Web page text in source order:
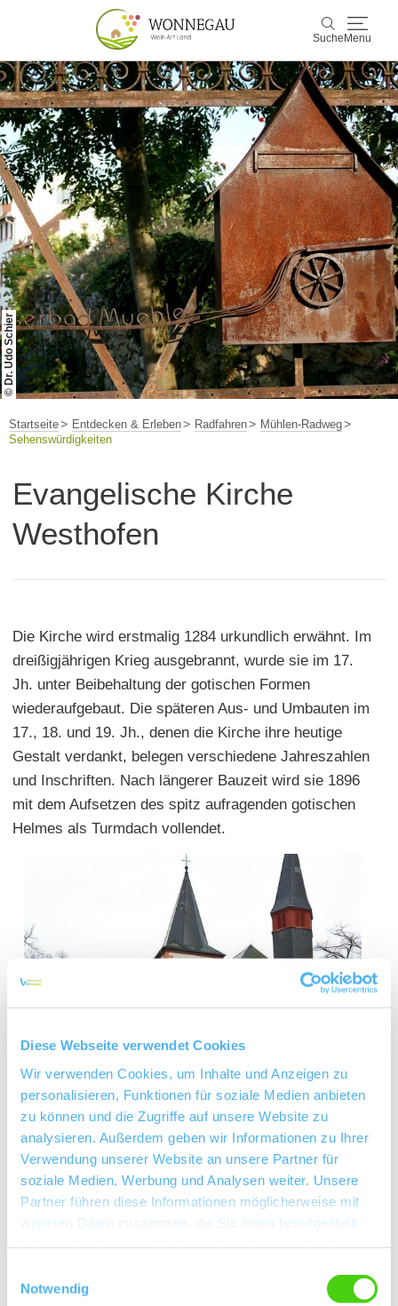
Diese Webseite verwendet Cookies
Wir verwenden Cookies, um Inhalte und Anzeigen zu
personalisieren, Funktionen für soziale Medien anbieten
zu können und die Zugriffe auf unsere Website zu
analysieren. Außerdem geben wir Informationen zu Ihrer
Verwendung unserer Website an unsere Partner für
soziale Medien, Werbung und Analysen weiter. Unsere
Partner führen diese Informationen möglicherweise mit
weiteren Daten zusammen, die Sie ihnen bereitgestellt
Notwendig
Suche Menu
Suche
Wonnegau
Entdecken & Erleben
Wein & Genuss
Kultur & Events
Buchen & Service
© Dr. Udo Schier
Startseite Entdecken & Erleben Radfahren
Mühlen-Radweg
Sehenswürdigkeiten
Evangelische Kirche
Westhofen
Die Kirche wird erstmalig 1284 urkundlich erwähnt. Im
dreißigjährigen Krieg ausgebrannt, wurde sie im 17.
Jh. unter Beibehaltung der gotischen Formen
wiederaufgebaut. Die späteren Aus- und Umbauten im
17., 18. und 19. Jh., denen die Kirche ihre heutige
Gestalt verdankt, belegen verschiedene Jahreszahlen
und Inschriften. Nach längerer Bauzeit wird sie 1896
mit dem Aufsetzen des spitz aufragenden gotischen
Helmes als Turmdach vollendet.